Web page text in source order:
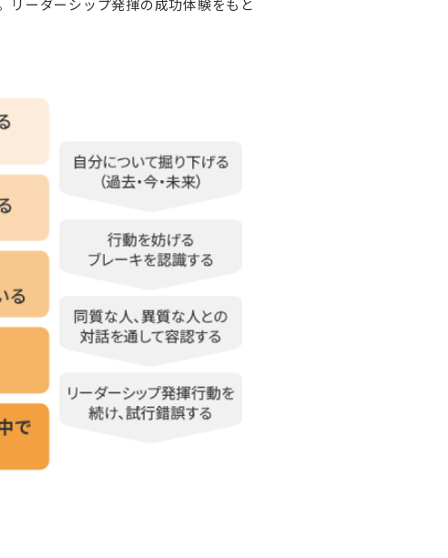
リーダーシップ発揮の成功体験をもと